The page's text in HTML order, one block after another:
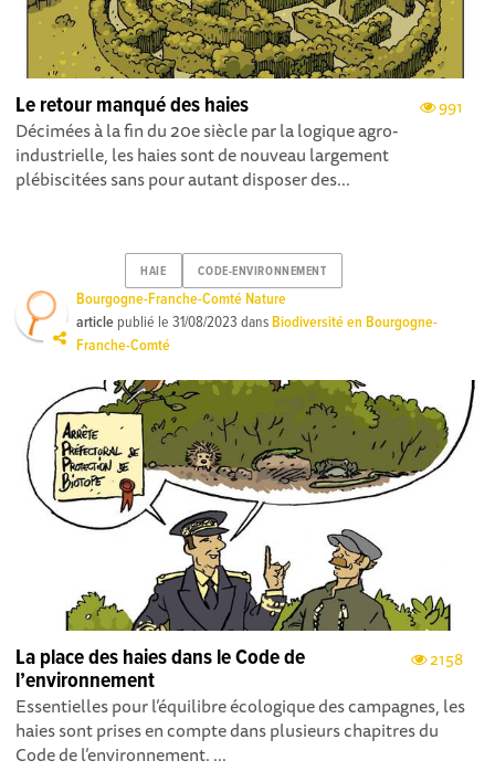
991
Le retour manqué des haies
Décimées à la fin du 20e siècle par la logique agro-
industrielle, les haies sont de nouveau largement
plébiscitées sans pour autant disposer des...
HAIE CODE-ENVIRONNEMENT
Bourgogne-Franche-Comté Nature
article publié le31/08/2023 dansBiodiversité en Bourgogne-
Franche-Comté
2158
La place des haies dans le Code de
l’environnement
Essentielles pour l’équilibre écologique des campagnes, les
haies sont prises en compte dans plusieurs chapitres du
Code de l’environnement. ...